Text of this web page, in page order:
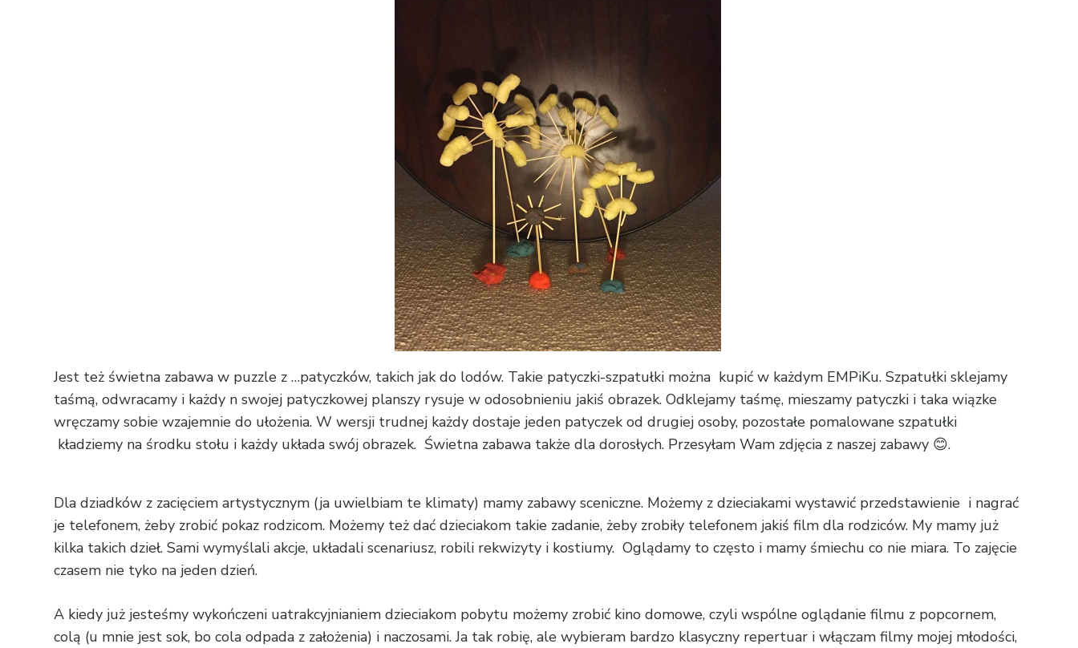
Jest też świetna zabawa w puzzle z …patyczków, takich jak do lodów. Takie patyczki-szpatułki można kupić w każdym EMPiKu. Szpatułki sklejamy
taśmą, odwracamy i każdy n swojej patyczkowej planszy rysuje w odosobnieniu jakiś obrazek. Odklejamy taśmę, mieszamy patyczki i taka wiązke
wręczamy sobie wzajemnie do ułożenia. W wersji trudnej każdy dostaje jeden patyczek od drugiej osoby, pozostałe pomalowane szpatułki
kładziemy na środku stołu i każdy układa swój obrazek. Świetna zabawa także dla dorosłych. Przesyłam Wam zdjęcia z naszej zabawy 😊.
Dla dziadków z zacięciem artystycznym (ja uwielbiam te klimaty) mamy zabawy sceniczne. Możemy z dzieciakami wystawić przedstawienie i nagrać
je telefonem, żeby zrobić pokaz rodzicom. Możemy też dać dzieciakom takie zadanie, żeby zrobiły telefonem jakiś film dla rodziców. My mamy już
kilka takich dzieł. Sami wymyślali akcje, układali scenariusz, robili rekwizyty i kostiumy. Oglądamy to często i mamy śmiechu co nie miara. To zajęcie
czasem nie tyko na jeden dzień.
A kiedy już jesteśmy wykończeni uatrakcyjnianiem dzieciakom pobytu możemy zrobić kino domowe, czyli wspólne oglądanie filmu z popcornem,
colą (u mnie jest sok, bo cola odpada z założenia) i naczosami. Ja tak robię, ale wybieram bardzo klasyczny repertuar i włączam filmy mojej młodości,